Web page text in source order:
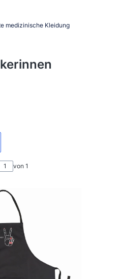
medizinische Kleidung
von 1